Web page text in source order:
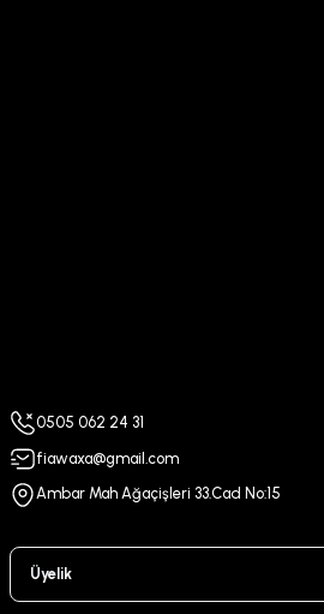
0505 062 24 31
fiawaxa@gmail.com
Ambar Mah Ağaçişleri 33.Cad No:15
Üyelik